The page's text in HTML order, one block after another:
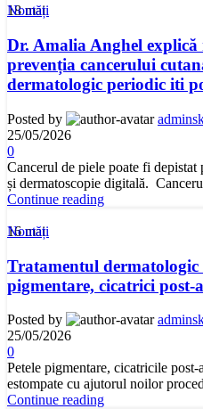
18mai
Noutăți
Dr. Amalia Anghel
prevenția cancerului
dermatologic periodic iti
Posted by
25/05/2026
0
Cancerul de piele poate fi
și dermatoscopie digitală.
Continue reading
16mai
Noutăți
Tratamentul
pigmentare, cicatrici post-
Posted by
25/05/2026
0
Petele pigmentare, cicatricile
estompate cu ajutorul noilor
Continue reading